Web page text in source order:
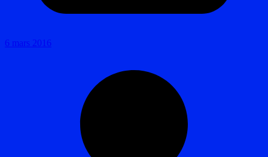
6 mars 2016